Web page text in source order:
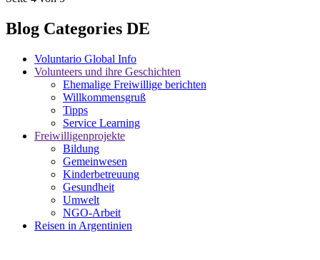
Blog Categories DE
Voluntario Global Info
Volunteers und ihre Geschichten
Ehemalige Freiwillige berichten
Willkommensgruß
Tipps
Service Learning
Freiwilligenprojekte
Bildung
Gemeinwesen
Kinderbetreuung
Gesundheit
Umwelt
NGO-Arbeit
Reisen in Argentinien